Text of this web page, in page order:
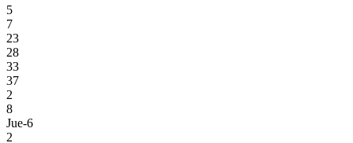
5
7
23
28
33
37
2
8
Jue-6
2